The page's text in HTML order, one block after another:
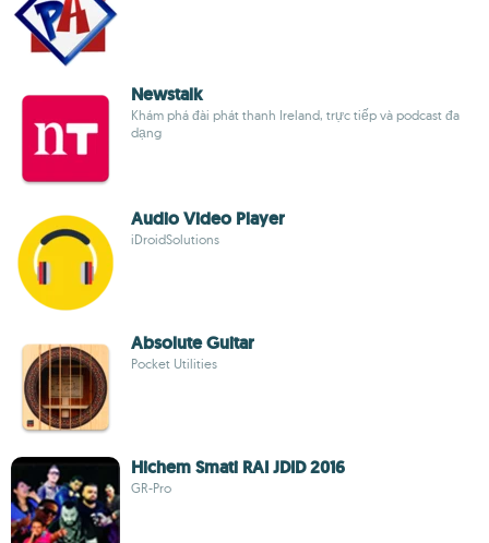
Newstalk
Khám phá đài phát thanh Ireland, trực tiếp và podcast đa
dạng
Audio Video Player
iDroidSolutions
Absolute Guitar
Pocket Utilities
Hichem Smati RAI JDID 2016
GR-Pro